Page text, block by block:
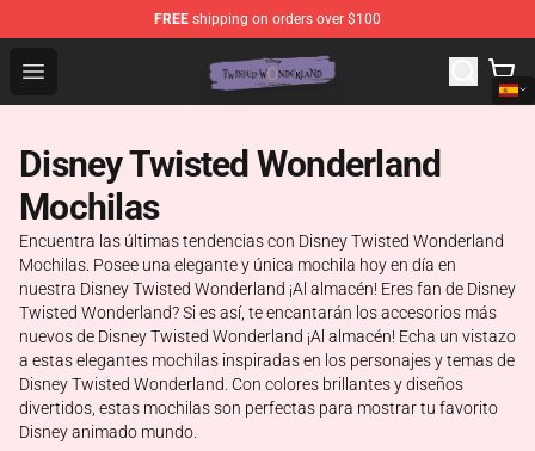
FREE shipping on orders over $100
Open menu
Twisted Wonderland Store - Official Twisted
Disney Twisted Wonderland
Mochilas
Encuentra las últimas tendencias con Disney Twisted Wonderland
Mochilas. Posee una elegante y única mochila hoy en día en
nuestra Disney Twisted Wonderland ¡Al almacén! Eres fan de Disney
Twisted Wonderland? Si es así, te encantarán los accesorios más
nuevos de Disney Twisted Wonderland ¡Al almacén! Echa un vistazo
a estas elegantes mochilas inspiradas en los personajes y temas de
Disney Twisted Wonderland. Con colores brillantes y diseños
divertidos, estas mochilas son perfectas para mostrar tu favorito
Disney animado mundo.